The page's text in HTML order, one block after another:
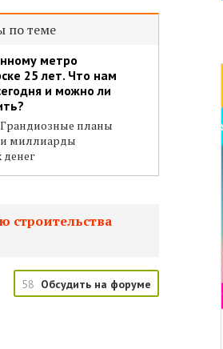
по теме
метро
25 лет. Что нам
и можно ли
Грандиозные планы
и миллиарды
денег
строительства
58 Обсудить на форуме